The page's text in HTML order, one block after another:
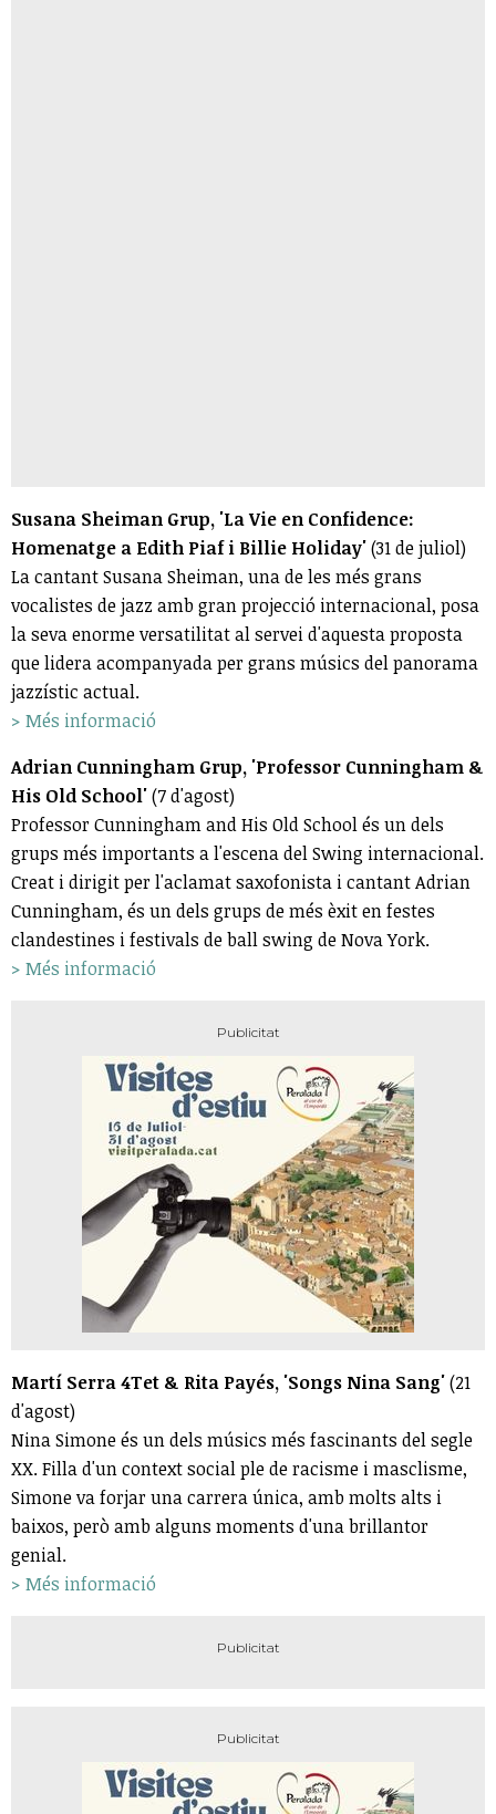
Susana Sheiman Grup, 'La Vie en Confidence:
Homenatge a Edith Piaf i Billie Holiday'(31 de juliol)
La cantant Susana Sheiman, una de les més grans
vocalistes de jazz amb gran projecció internacional, posa
la seva enorme versatilitat al servei d'aquesta proposta
que lidera acompanyada per grans músics del panorama
jazzístic actual.
> Més informació
Adrian Cunningham Grup, 'Professor Cunningham &
His Old School'(7 d'agost)
Professor Cunningham and His Old School és un dels
grups més importants a l'escena del Swing internacional.
Creat i dirigit per l'aclamat saxofonista i cantant Adrian
Cunningham, és un dels grups de més èxit en festes
clandestines i festivals de ball swing de Nova York.
> Més informació
Martí Serra 4Tet & Rita Payés, 'Songs Nina Sang'(21
d'agost)
Nina Simone és un dels músics més fascinants del segle
XX. Filla d'un context social ple de racisme i masclisme,
Simone va forjar una carrera única, amb molts alts i
baixos, però amb alguns moments d'una brillantor
genial.
> Més informació